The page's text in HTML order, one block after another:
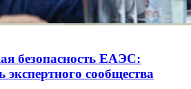
безопасность ЕАЭС:
сообщества